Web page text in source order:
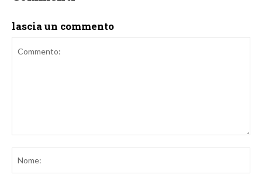
lascia un commento